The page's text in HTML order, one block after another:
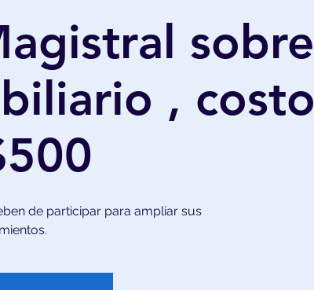
sobre
, costo
de participar para ampliar sus